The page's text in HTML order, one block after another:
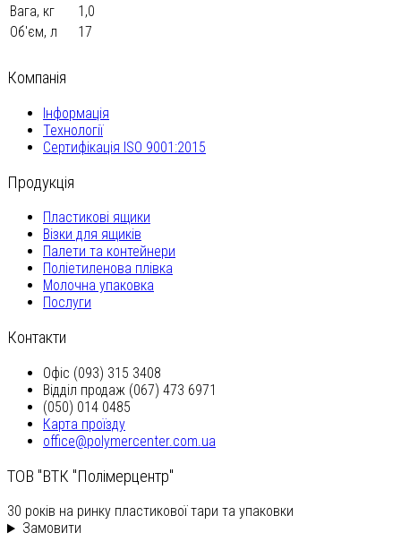
Вага, кг
1,0
Об'єм, л
17
Компанія
Інформація
Технології
Сертифікація ISO 9001:2015
Продукція
Пластикові ящики
Візки для ящиків
Палети та контейнери
Поліетиленова плівка
Молочна упаковка
Послуги
Контакти
Офіс (093) 315 3408
Відділ продаж (067) 473 6971
(050) 014 0485
Карта проїзду
office@polymercenter.com.ua
ТОВ "ВТК "Полімерцентр"
30 років на ринку пластикової тари та упаковки
Замовити